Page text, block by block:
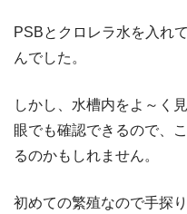
PSBとクロレラ水を入れ
んでした。
しかし、水槽内をよ～く
眼でも確認できるので、
るのかもしれません。
初めての繁殖なので手探